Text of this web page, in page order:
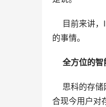
目前来讲，
的事情。
全方位的智
思科的存储
合现今用户对